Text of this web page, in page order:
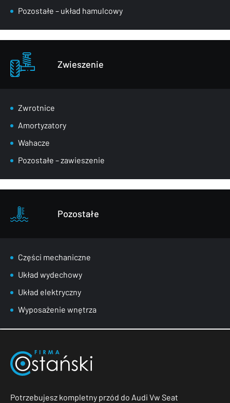
Pozostałe – układ hamulcowy
Zwieszenie
Zwrotnice
Amortyzatory
Wahacze
Pozostałe – zawieszenie
Pozostałe
Części mechaniczne
Układ wydechowy
Układ elektryczny
Wyposażenie wnętrza
Potrzebujesz kompletny przód do Audi Vw Seat